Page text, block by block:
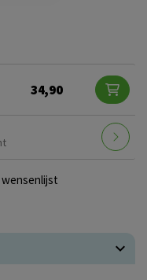
34,90
wensenlijst